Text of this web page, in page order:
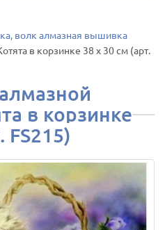
волк алмазная вышивка
в корзинке 38 х 30 см (арт.
в корзинке
FS215)